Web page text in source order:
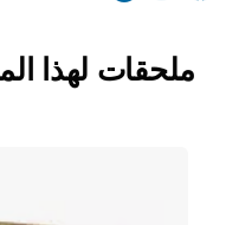
ملحقات لهذا